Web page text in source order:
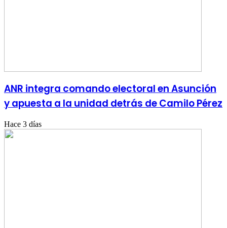
ANR integra comando electoral en Asunción
y apuesta a la unidad detrás de Camilo Pérez
Hace 3 días